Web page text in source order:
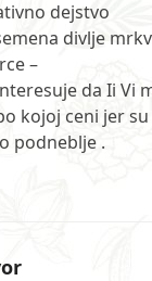
dejstvo
divlje
–
da Ii Vi
kojoj ceni jer
podneblje .